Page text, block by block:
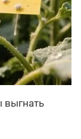
выгнать